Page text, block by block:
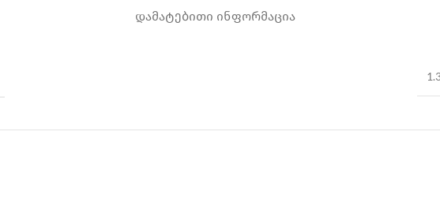
ᲓᲐᲛᲐᲢᲔᲑᲘᲗᲘ ᲘᲜᲤᲝᲠᲛᲐᲪᲘᲐ